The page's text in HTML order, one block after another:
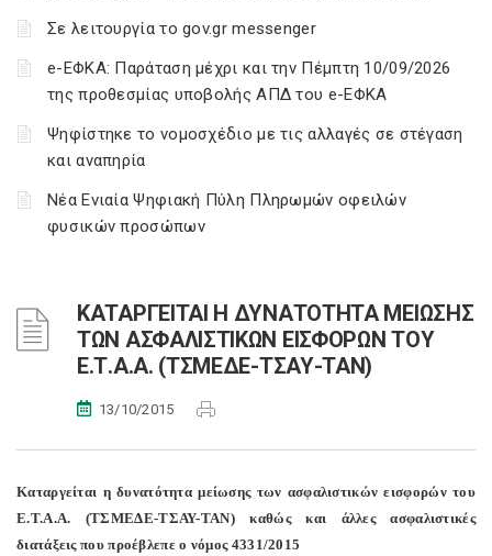
Σε λειτουργία το gov.gr messenger
e-ΕΦΚΑ: Παράταση μέχρι και την Πέμπτη 10/09/2026
της προθεσμίας υποβολής ΑΠΔ του e-ΕΦΚΑ
Ψηφίστηκε το νομοσχέδιο με τις αλλαγές σε στέγαση
και αναπηρία
Νέα Ενιαία Ψηφιακή Πύλη Πληρωμών οφειλών
φυσικών προσώπων
ΚΑΤΑΡΓΕΙΤΑΙ Η ΔΥΝΑΤΟΤΗΤΑ ΜΕΙΩΣΗΣ
ΤΩΝ ΑΣΦΑΛΙΣΤΙΚΩΝ ΕΙΣΦΟΡΩΝ ΤΟΥ
Ε.Τ.Α.Α. (ΤΣΜΕΔΕ-ΤΣΑΥ-ΤΑΝ)
13/10/2015
Καταργείται η δυνατότητα μείωσης των ασφαλιστικών εισφορών του
Ε.Τ.Α.Α. (ΤΣΜΕΔΕ-ΤΣΑΥ-ΤΑΝ) καθώς και άλλες ασφαλιστικές
διατάξεις που προέβλεπε ο νόμος 4331/2015